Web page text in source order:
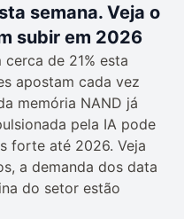
semana. Veja o
subir em 2026
de 21% esta
apostam cada vez
memória NAND já
pela IA pode
forte até 2026. Veja
a demanda dos data
do setor estão